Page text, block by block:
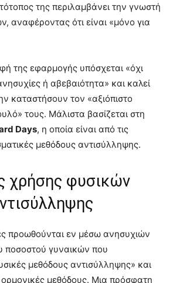
της περιλαμβάνει την γνωστή
αναφέροντας ότι είναι «μόνο για
της εφαρμογής υπόσχεται «όχι
ή αβεβαιότητα» και καλεί
καταστήσουν τον «αξιόπιστο
τους. Μάλιστα βασίζεται στη
Days, η οποία είναι από τις
μεθόδους αντισύλληψης.
χρήσης φυσικών
προωθούνται εν μέσω ανησυχιών
ποσοστού γυναικών που
μεθόδους αντισύλληψης» και
ορμονικές μεθόδους. Μια πρόσφατη